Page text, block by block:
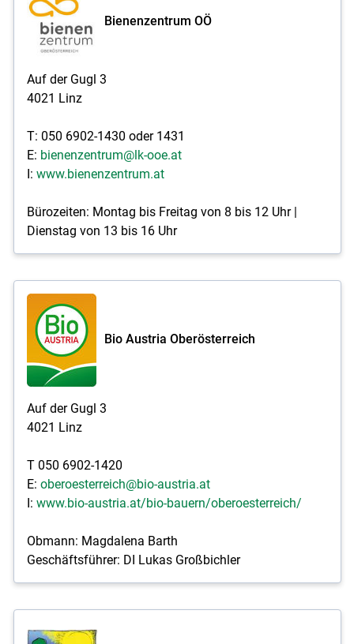
Bienenzentrum OÖ
Auf der Gugl 3
4021 Linz
T: 050 6902-1430 oder 1431
E: bienenzentrum@lk-ooe.at
I: www.bienenzentrum.at
Bürozeiten: Montag bis Freitag von 8 bis 12 Uhr |
Dienstag von 13 bis 16 Uhr
Bio Austria Oberösterreich
Auf der Gugl 3
4021 Linz
T 050 6902-1420
E: oberoesterreich@bio-austria.at
I: www.bio-austria.at/bio-bauern/oberoesterreich/
Obmann: Magdalena Barth
Geschäftsführer: DI Lukas Großbichler